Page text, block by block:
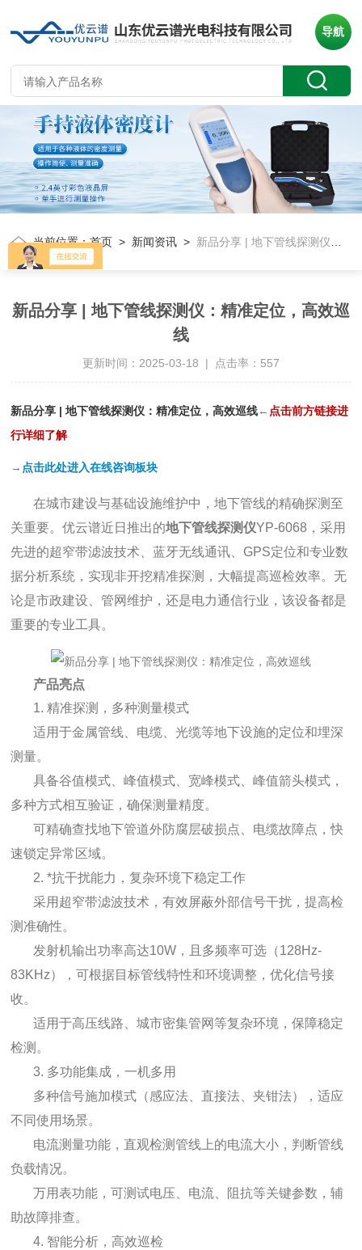
导航
当前位置：首页 > 新闻资讯 > 新品分享 | 地下管线探测仪：精准定位，高效巡线
新品分享 | 地下管线探测仪：精准定位，高效巡
线
更新时间：2025-03-18 | 点击率：557
新品分享 | 地下管线探测仪：精准定位，高效巡线← 点击前方链接进
行详细了解
→ 点击此处进入在线咨询板块
在城市建设与基础设施维护中，地下管线的精确探测至
关重要。优云谱近日推出的地下管线探测仪YP-6068，采用
先进的超窄带滤波技术、蓝牙无线通讯、GPS定位和专业数
据分析系统，实现非开挖精准探测，大幅提高巡检效率。无
论是市政建设、管网维护，还是电力通信行业，该设备都是
重要的专业工具。
产品亮点
1. 精准探测，多种测量模式
适用于金属管线、电缆、光缆等地下设施的定位和埋深
测量。
具备谷值模式、峰值模式、宽峰模式、峰值箭头模式，
多种方式相互验证，确保测量精度。
可精确查找地下管道外防腐层破损点、电缆故障点，快
速锁定异常区域。
2. *抗干扰能力，复杂环境下稳定工作
采用超窄带滤波技术，有效屏蔽外部信号干扰，提高检
测准确性。
发射机输出功率高达10W，且多频率可选（128Hz-
83KHz），可根据目标管线特性和环境调整，优化信号接
收。
适用于高压线路、城市密集管网等复杂环境，保障稳定
检测。
3. 多功能集成，一机多用
多种信号施加模式（感应法、直接法、夹钳法），适应
不同使用场景。
电流测量功能，直观检测管线上的电流大小，判断管线
负载情况。
万用表功能，可测试电压、电流、阻抗等关键参数，辅
助故障排查。
4. 智能分析，高效巡检